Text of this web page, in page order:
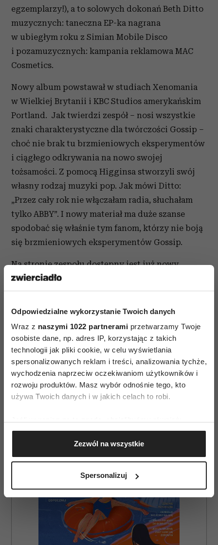
Odpowiedzialne wykorzystanie Twoich danych
Wraz z naszymi 1022 partnerami przetwarzamy Twoje
osobiste dane, np. adres IP, korzystając z takich
technologii jak pliki cookie, w celu wyświetlania
spersonalizowanych reklam i treści, analizowania tychże,
wychodzenia naprzeciw oczekiwaniom użytkowników i
rozwoju produktów. Masz wybór odnośnie tego, kto
używa Twoich danych i w jakich celach to robi.
Gromadzić dane dotyczące Twojej lokalizacji
geograficznej z dokładnością nawet do kilku metrów
Identyfikować Twoje urządzenie, aktywnie
(fingerprinting, czyli wirtualny odcisk palca)
dane są przetwarzane oraz ustaw własne preferencje w
sekcji szczegółów
. W Deklaracji plików cookie możesz
zmienić lub wycofać swoją zgodę w dowolnej chwili.
Zezwól na wszystkie
Spersonalizuj
egzemplarzy!), a to solowych dokonań Beth Ditto
muzycznych: taneczna EP-ka nagrana
w ubiegłym roku z Simian Mobile Disco
i pozamuzycznych: kampania reklamowa MAC
Cosmetics.
Nowy album powstawał w studiach Xenomania
w Wielkiej Brytanii i KBC Studios amerykańskim
Portland. Jak twierdzi zespół – nosi wszystkie
znaki charakterystyczne dla twórczości Gossip –
choć nie brak tu brzmieniowych eksperymentów
i ciągłego odkrywania na nowo swojej
tożsamości. Z pomocą Higginsa stworzyli swój
własny rodzaj muzyki pop. Jak mówi Ditto:
„Przez cały rok nie włączałam radia, słuchałam
tylko ABBY”. I nowy materiał ma duże szanse
spodobać się właśnie tym fanom, którzy nie boją
się brzmieniowych eksperymentów Gossip.
Na stronie zespołu dostępny jest już nowy
teledysk formacji do utworu "Move In The Right
Direction". Polecamy:
AUTOPROMOCJA